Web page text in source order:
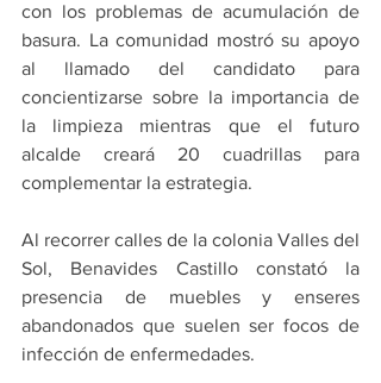
con los problemas de acumulación de
basura. La comunidad mostró su apoyo
al llamado del candidato para
concientizarse sobre la importancia de
la limpieza mientras que el futuro
alcalde creará 20 cuadrillas para
complementar la estrategia.
Al recorrer calles de la colonia Valles del
Sol, Benavides Castillo constató la
presencia de muebles y enseres
abandonados que suelen ser focos de
infección de enfermedades.